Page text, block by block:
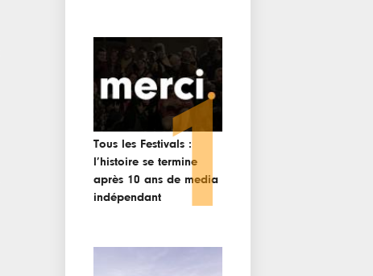
Tous les Festivals :
l’histoire se termine
après 10 ans de media
indépendant1